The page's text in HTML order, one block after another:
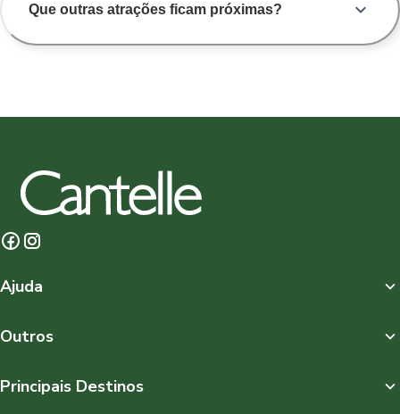
Que outras atrações ficam próximas?
Ajuda
Outros
Principais Destinos